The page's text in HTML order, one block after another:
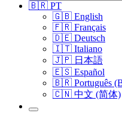
🇧🇷 PT
🇬🇧 English
🇫🇷 Français
🇩🇪 Deutsch
🇮🇹 Italiano
🇯🇵 日本語
🇪🇸 Español
🇧🇷 Português
🇨🇳 中文 (简体)